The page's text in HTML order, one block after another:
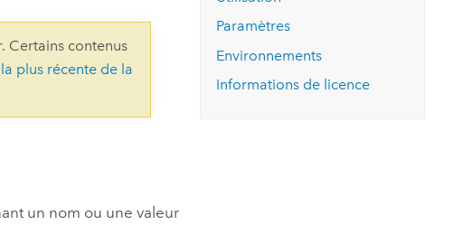
essai gratuit.
Explorer ce cours
et
de
l’univers
Lire le récit
Certains contenus
plus récente de la
un nom ou une valeur
Paramètres
Environnements
Informations de licence